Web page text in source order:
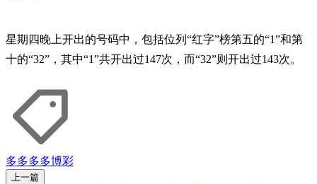
星期四晚上开出的号码中，包括位列“红字”榜第五的“1”和第
十的“32”，其中“1”共开出过147次，而“32”则开出过143次。
多多多多博彩
上一篇